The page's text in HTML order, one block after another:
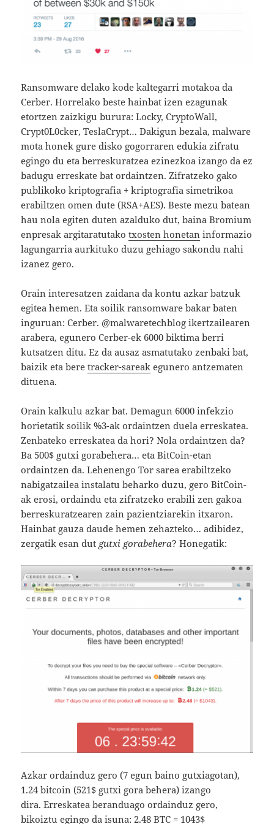
Ransomware delako kode kaltegarri motakoa da
Cerber. Horrelako beste hainbat izen ezagunak
etortzen zaizkigu burura: Locky, CryptoWall,
Crypt0L0cker, TeslaCrypt… Dakigun bezala, malware
mota honek gure disko gogorraren edukia zifratu
egingo du eta berreskuratzea ezinezkoa izango da ez
badugu erreskate bat ordaintzen. Zifratzeko gako
publikoko kriptografia + kriptografia simetrikoa
erabiltzen omen dute (RSA+AES). Beste mezu batean
hau nola egiten duten azalduko dut, baina Bromium
enpresak argitaratutakotxosten honetan informazio
lagungarria aurkituko duzu gehiago sakondu nahi
izanez gero.
Orain interesatzen zaidana da kontu azkar batzuk
egitea hemen. Eta soilik ransomware bakar baten
inguruan: Cerber. @malwaretechblog ikertzailearen
arabera, egunero Cerber-ek 6000 biktima berri
kutsatzen ditu. Ez da ausaz asmatutako zenbaki bat,
baizik eta beretracker-sareak egunero antzematen
dituena.
Orain kalkulu azkar bat. Demagun 6000 infekzio
horietatik soilik %3-ak ordaintzen duela erreskatea.
Zenbateko erreskatea da hori? Nola ordaintzen da?
Ba 500$ gutxi gorabehera… eta BitCoin-etan
ordaintzen da. Lehenengo Tor sarea erabiltzeko
nabigatzailea instalatu beharko duzu, gero BitCoin-
ak erosi, ordaindu eta zifratzeko erabili zen gakoa
berreskuratzearen zain pazientziarekin itxaron.
Hainbat gauza daude hemen zehazteko… adibidez,
zergatik esan dut gutxi gorabehera? Honegatik:
Azkar ordainduz gero (7 egun baino gutxiagotan),
1.24 bitcoin (521$ gutxi gora behera) izango
dira. Erreskatea beranduago ordainduz gero,
bikoiztu egingo da isuna: 2.48 BTC = 1043$